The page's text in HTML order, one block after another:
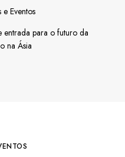
e Eventos
entrada para o futuro da
na Ásia